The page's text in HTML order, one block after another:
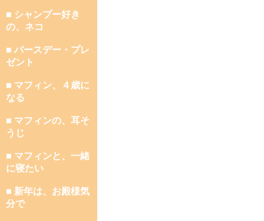
■ シャンプー好き
の、ネコ
■ バースデー・プレ
ゼント
■ マフィン、４歳に
なる
■ マフィンの、耳そ
うじ
■ マフィンと、一緒
に寝たい
■ 新年は、お殿様気
分で